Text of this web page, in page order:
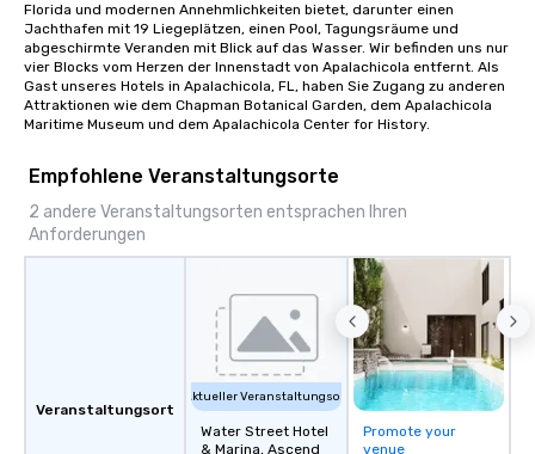
groups, small or large. Our
experiences can accommodate
groups from as few as 1 to as many
as 500 guests, making us an ideal
choice for any corporate group event.
a tour is stress-free and allows you to
enjoy the company of your guests
more easily. You’ll take comfort
knowing that everything is taken care
Since the menu is already set, you
have nothing to worry about. Just
remember to submit ahead of the tour
date any dietary restrictions and food
allergies for anyone in your group.
Feel Like a VIP at Each Stop With Lip
Florida und modernen Annehmlichkeiten bietet, darunter einen
Jachthafen mit 19 Liegeplätzen, einen Pool, Tagungsräume und
abgeschirmte Veranden mit Blick auf das Wasser. Wir befinden uns nur
vier Blocks vom Herzen der Innenstadt von Apalachicola entfernt. Als
Gast unseres Hotels in Apalachicola, FL, haben Sie Zugang zu anderen
Attraktionen wie dem Chapman Botanical Garden, dem Apalachicola
Maritime Museum und dem Apalachicola Center for History.
Empfohlene Veranstaltungsorte
2 andere Veranstaltungsorten entsprachen Ihren
Anforderungen
Veranstaltungsort
Aktueller Veranstaltungsort
Water Street Hotel
& Marina, Ascend
Promote your
venue